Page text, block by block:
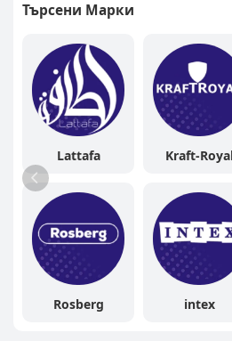
Търсени Марки
Lattafa
Rosberg
Kraft-
intex